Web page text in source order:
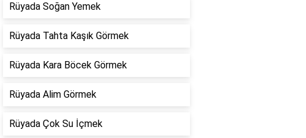
Rüyada Soğan Yemek
Rüyada Tahta Kaşık Görmek
Rüyada Kara Böcek Görmek
Rüyada Alim Görmek
Rüyada Çok Su İçmek